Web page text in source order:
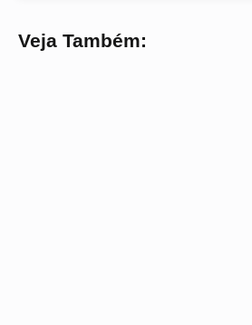
Veja Também: